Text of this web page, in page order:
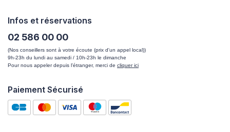
Infos et réservations
02 586 00 00
(Nos conseillers sont à votre écoute (prix d'un appel local))
9h-23h du lundi au samedi / 10h-23h le dimanche
Pour nous appeler depuis l'étranger, merci de cliquer ici
Paiement Sécurisé